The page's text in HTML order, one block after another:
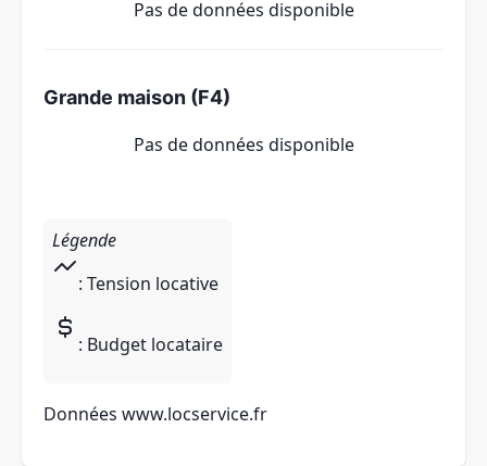
Pas de données disponible
Grande maison (F4)
Pas de données disponible
Légende
: Tension locative
: Budget locataire
Données www.locservice.fr